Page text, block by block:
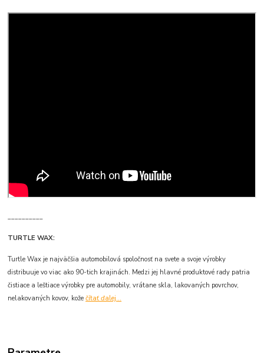
TURTLE WAX:
Turtle Wax je najväčšia automobilová spoločnosť na svete a svoje výrobky
distribuuje vo viac ako 90-tich krajinách. Medzi jej hlavné produktové rady patria
čistiace a leštiace výrobky pre automobily, vrátane skla, lakovaných povrchov,
nelakovaných kovov, kožečítať ďalej...